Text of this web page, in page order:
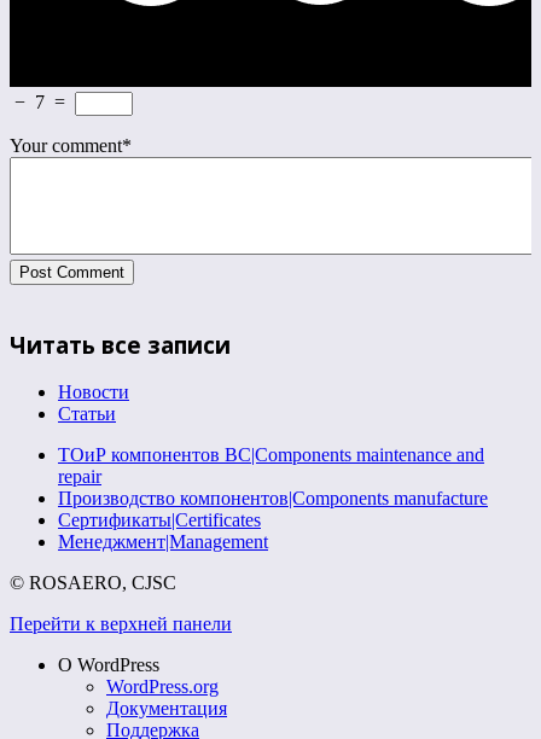
− 7 =
Your comment*
Читать все записи
Новости
Статьи
ТОиР компонентов ВС|Components maintenance and
repair
Производство компонентов|Components manufacture
Сертификаты|Certificates
Менеджмент|Management
© ROSAERO, CJSC
Перейти к верхней панели
О WordPress
WordPress.org
Документация
Поддержка